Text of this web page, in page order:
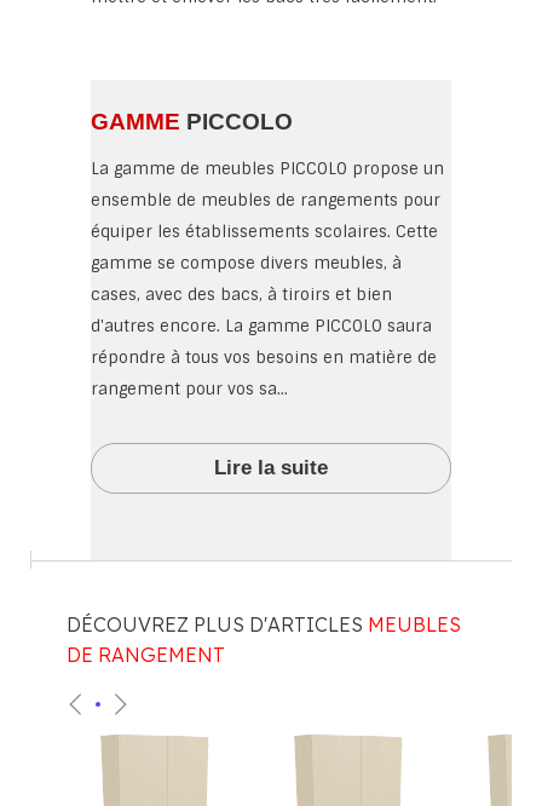
GAMME PICCOLO
La gamme de meubles PICCOLO propose un
ensemble de meubles de rangements pour
équiper les établissements scolaires. Cette
gamme se compose divers meubles, à
cases, avec des bacs, à tiroirs et bien
d'autres encore. La gamme PICCOLO saura
répondre à tous vos besoins en matière de
rangement pour vos sa...
Lire la suite
DÉCOUVREZ PLUS D'ARTICLES MEUBLES
DE RANGEMENT